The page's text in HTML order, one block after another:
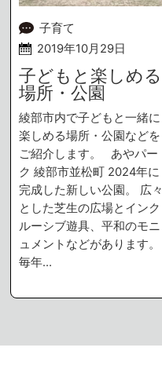
子育て
2019年10月29日
子どもと楽しめる
場所・公園
綾部市内で子どもと一緒に
楽しめる場所・公園などを
ご紹介します。 あやパー
ク 綾部市並松町 2024年に
完成した新しい公園。 広々
とした芝生の広場とインク
ルーシブ遊具、平和のモニ
ュメントなどがあります。
毎年…